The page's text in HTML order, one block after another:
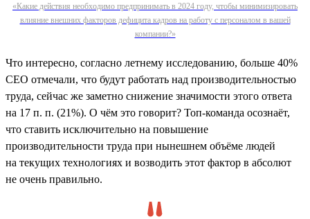
«Какие действия необходимо предпринимать в 2024 году, чтобы минимизировать
влияние внешних факторов дефицита кадров на работу с персоналом в вашей
компании?»
Что интересно, согласно летнему исследованию, больше 40%
СЕО отмечали, что будут работать над производительностью
труда, сейчас же заметно снижение значимости этого ответа
на 17 п. п. (21%). О чём это говорит? Топ-команда осознаёт,
что ставить исключительно на повышение
производительности труда при нынешнем объёме людей
на текущих технологиях и возводить этот фактор в абсолют
не очень правильно.